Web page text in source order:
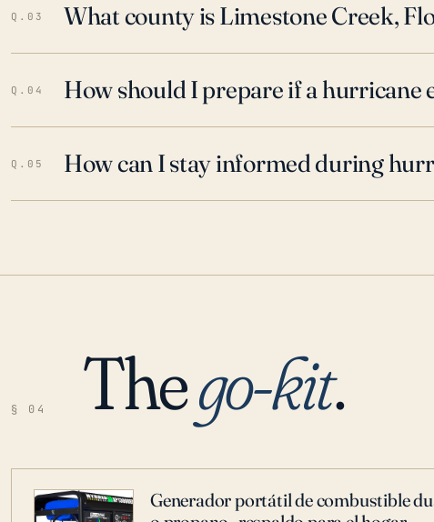
Q.03 What county is Limestone Creek,
Q.04 How should I prepare if a hurricane
Q.05 How can I stay informed during
§ 04 Thego-kit.
Generador portátil de combustible